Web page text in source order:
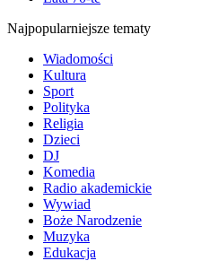
Najpopularniejsze tematy
Wiadomości
Kultura
Sport
Polityka
Religia
Dzieci
DJ
Komedia
Radio akademickie
Wywiad
Boże Narodzenie
Muzyka
Edukacja